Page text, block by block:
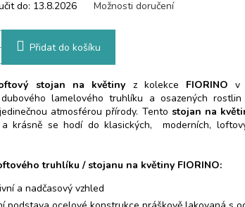
do: 13.8.2026 Možnosti doručení
Přidat do košíku
stojan na květiny z kolekce FIORINO v
lamelového truhlíku a osazených
atmosférou přírody. Tento stojan na
a krásně se hodí do klasických, moderních,
truhlíku / stojanu na květiny FIORINO:
a nadčasový vzhled